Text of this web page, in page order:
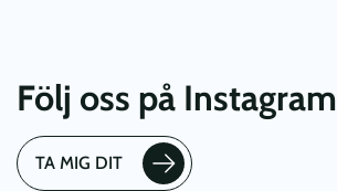
Följ oss på Instagram
TA MIG DIT